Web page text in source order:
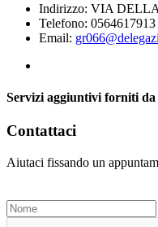
Indirizzo: VIA
Telefono: 0564617913
Email:
Servizi aggiuntivi forniti
Contattaci
Aiutaci fissando un